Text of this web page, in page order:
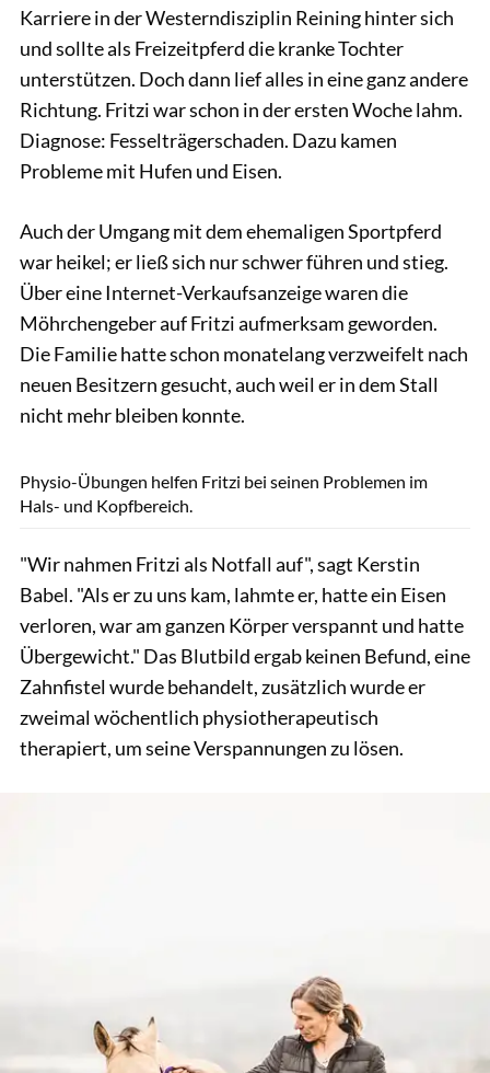
Karriere in der Westerndisziplin Reining hinter sich
und sollte als Freizeitpferd die kranke Tochter
unterstützen. Doch dann lief alles in eine ganz andere
Richtung. Fritzi war schon in der ersten Woche lahm.
Diagnose: Fesselträgerschaden. Dazu kamen
Probleme mit Hufen und Eisen.
Auch der Umgang mit dem ehemaligen Sportpferd
war heikel; er ließ sich nur schwer führen und stieg.
Über eine Internet-Verkaufsanzeige waren die
Möhrchengeber auf Fritzi aufmerksam geworden.
Die Familie hatte schon monatelang verzweifelt nach
neuen Besitzern gesucht, auch weil er in dem Stall
nicht mehr bleiben konnte.
Physio-Übungen helfen Fritzi bei seinen Problemen im
Hals- und Kopfbereich.
"Wir nahmen Fritzi als Notfall auf", sagt Kerstin
Babel. "Als er zu uns kam, lahmte er, hatte ein Eisen
verloren, war am ganzen Körper verspannt und hatte
Übergewicht." Das Blutbild ergab keinen Befund, eine
Zahnfistel wurde behandelt, zusätzlich wurde er
zweimal wöchentlich physiotherapeutisch
therapiert, um seine Verspannungen zu lösen.